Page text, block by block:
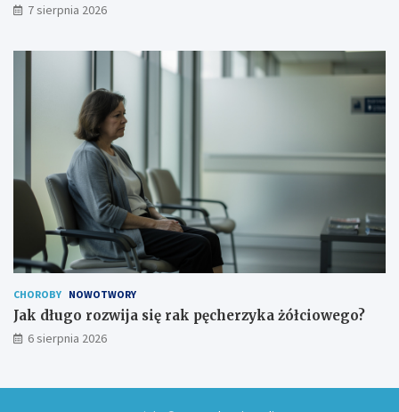
7 sierpnia 2026
CHOROBY NOWOTWORY
Jak długo rozwija się rak pęcherzyka żółciowego?
6 sierpnia 2026